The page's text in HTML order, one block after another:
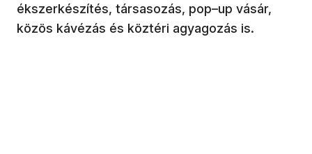
ékszerkészítés, társasozás, pop–up vásár,
közös kávézás és köztéri agyagozás is.